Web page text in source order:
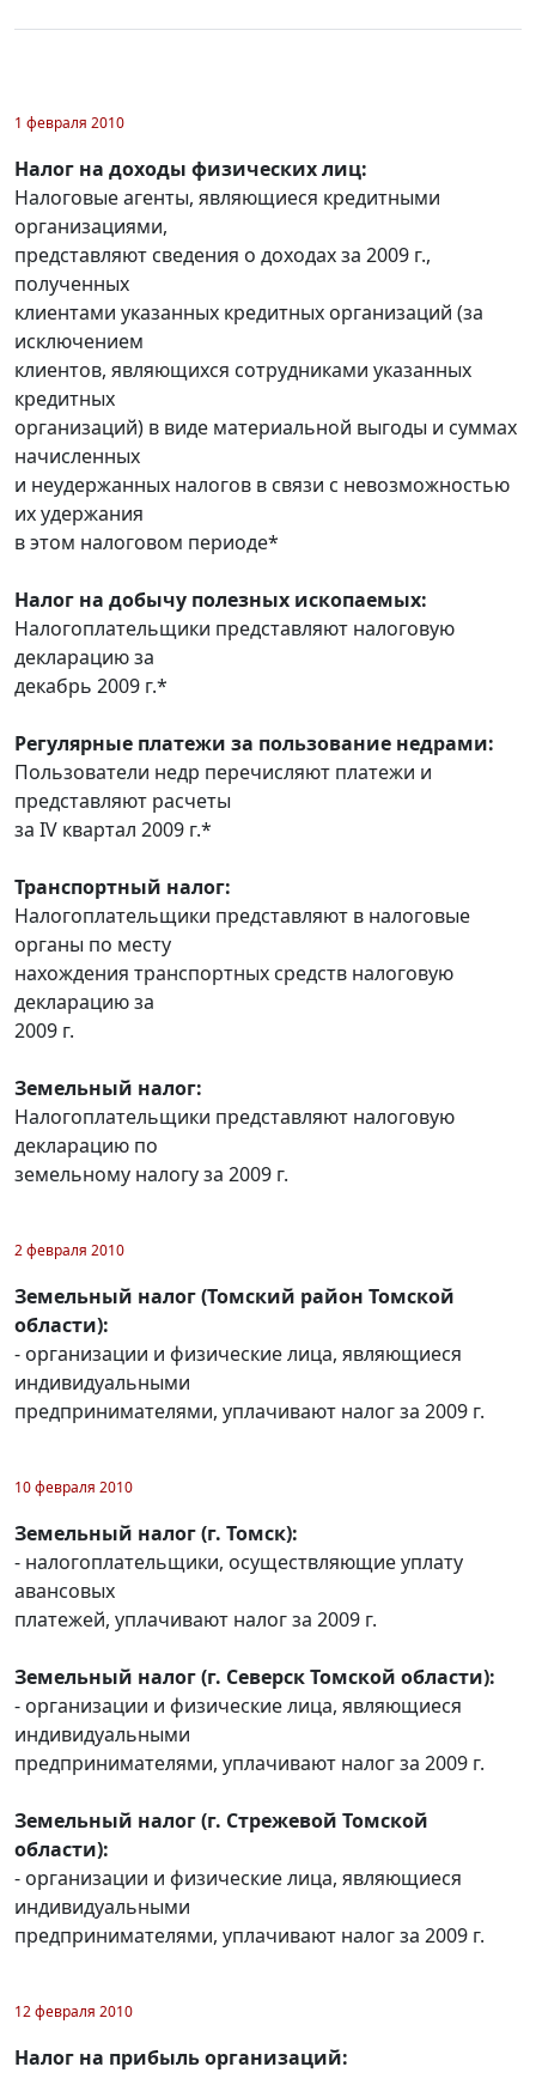
1 февраля 2010
Налог на доходы физических лиц:
Налоговые агенты, являющиеся кредитными
организациями,
представляют сведения о доходах за 2009 г.,
полученных
клиентами указанных кредитных организаций (за
исключением
клиентов, являющихся сотрудниками указанных
кредитных
организаций) в виде материальной выгоды и суммах
начисленных
и неудержанных налогов в связи с невозможностью
их удержания
в этом налоговом периоде*
Налог на добычу полезных ископаемых:
Налогоплательщики представляют налоговую
декларацию за
декабрь 2009 г.*
Регулярные платежи за пользование недрами:
Пользователи недр перечисляют платежи и
представляют расчеты
за IV квартал 2009 г.*
Транспортный налог:
Налогоплательщики представляют в налоговые
органы по месту
нахождения транспортных средств налоговую
декларацию за
2009 г.
Земельный налог:
Налогоплательщики представляют налоговую
декларацию по
земельному налогу за 2009 г.
2 февраля 2010
Земельный налог (Томский район Томской
области):
- организации и физические лица, являющиеся
индивидуальными
предпринимателями, уплачивают налог за 2009 г.
10 февраля 2010
Земельный налог (г. Томск):
- налогоплательщики, осуществляющие уплату
авансовых
платежей, уплачивают налог за 2009 г.
Земельный налог (г. Северск Томской области):
- организации и физические лица, являющиеся
индивидуальными
предпринимателями, уплачивают налог за 2009 г.
Земельный налог (г. Стрежевой Томской
области):
- организации и физические лица, являющиеся
индивидуальными
предпринимателями, уплачивают налог за 2009 г.
12 февраля 2010
Налог на прибыль организаций: